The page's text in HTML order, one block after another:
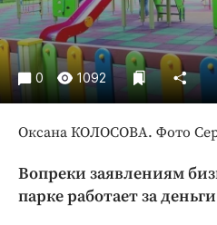
Происшествия
Спорт
Экономика и бизнес
ПРОЕКТЫ
Блоги
Издания
Медиаперсона
0 1092
Оксана КОЛОСОВА. Фото
Вопреки заявлениям
парке работает за